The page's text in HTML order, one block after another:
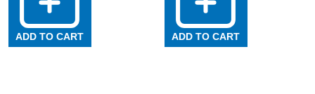
ADD TO CART ADD TO CART